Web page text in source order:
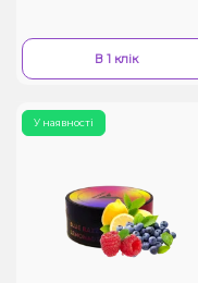
В 1 клік
У наявності